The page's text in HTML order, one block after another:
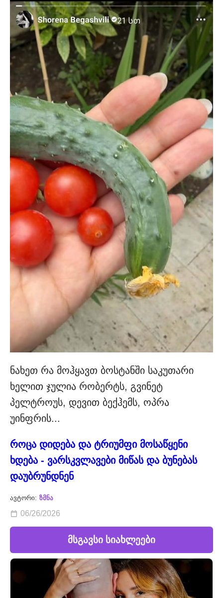
ნახეთ რა მოჰყავთ ბოსტანში საკუთარი
ხელით ჯულია რობერტს, გვინეტ
პელტროუს, დევით ბექჰემს, ოპრა
უინფრის...
როცა დიდება და ტრიუმფი მოსაწყენი
ხდება - ვარსკვლავები მიწას და ბუნებას
დაუბრუნდნენ
ავტორი: ზმნა
06/26/2026
მსგავსი სიახლეები